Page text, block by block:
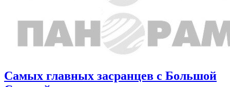
Самых главных засранцев с Большой